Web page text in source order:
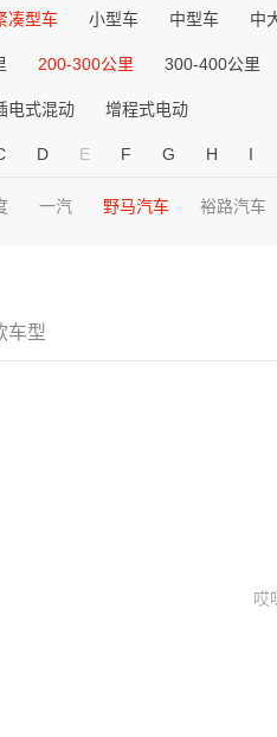
凑型车 小型车 中型车 中
200-300公里 300-400公里
电式混动 增程式电动
D E F G H I
一汽 野马汽车 裕路汽车
车型
哎